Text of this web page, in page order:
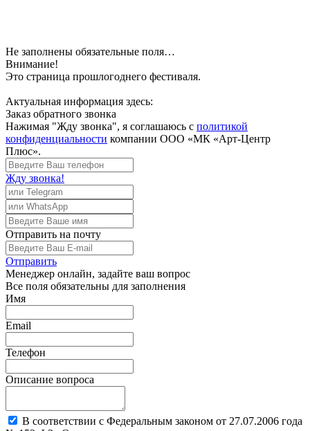
Не заполнены обязательные поля…
Внимание!
Это страница прошлогоднего фестиваля.
Актуальная информация здесь:
Заказ обратного звонка
Нажимая "Жду звонка", я соглашаюсь с политикой
конфиденциальности компании ООО «МК «Арт-Центр
Плюс».
Жду звонка!
Отправить на почту
Отправить
Менеджер онлайн, задайте ваш вопрос
Все поля обязательны для заполнения
Имя
Email
Телефон
Описание вопроса
В соответствии с Федеральным законом от 27.07.2006 года